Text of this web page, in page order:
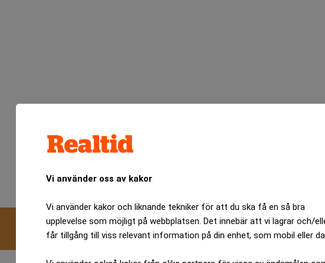
Vi använder oss av kakor
Vi använder kakor och liknande tekniker för att du ska få en så bra
upplevelse som möjligt på webbplatsen. Det innebär att vi lagrar och/
får tillgång till viss relevant information på din enhet, som mobil eller
Specialister på juristrekrytering